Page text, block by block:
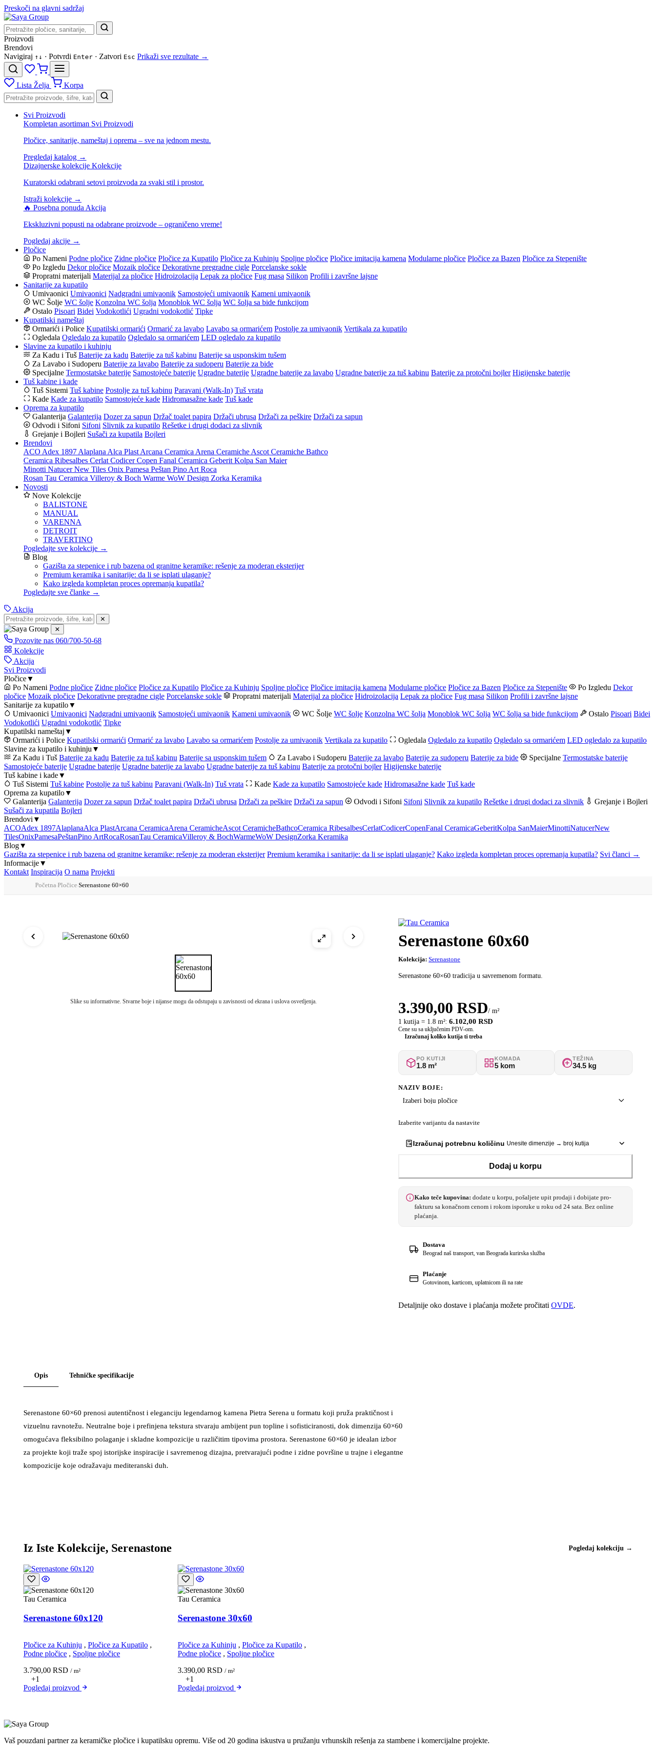
Preskoči na glavni sadržaj
Proizvodi
Brendovi
Navigiraj ↑ ↓ · Potvrdi Enter · Zatvori Esc Prikaži sve rezultate →
Lista Želja Korpa
Svi Proizvodi
Kompletan asortiman Svi Proizvodi
Pločice, sanitarije, nameštaj i oprema – sve na jednom mestu.
Pregledaj katalog →
Dizajnerske kolekcije Kolekcije
Kuratorski odabrani setovi proizvoda za svaki stil i prostor.
Istraži kolekcije →
🔥 Posebna ponuda Akcija
Ekskluzivni popusti na odabrane proizvode – ograničeno vreme!
Pogledaj akcije →
Pločice
Po Nameni Podne pločice Zidne pločice Pločice za Kupatilo Pločice za Kuhinju Spoljne pločice Pločice imitacija kamena Modularne pločice Pločice za Bazen Pločice za Stepenište
Po Izgledu Dekor pločice Mozaik pločice Dekorativne pregradne cigle Porcelanske sokle
Propratni materijali Materijal za pločice Hidroizolacija Lepak za pločice Fug masa Silikon Profili i završne lajsne
Sanitarije za kupatilo
Umivaonici Umivaonici Nadgradni umivaonik Samostojeći umivaonik Kameni umivaonik
WC Šolje WC šolje Konzolna WC šolja Monoblok WC šolja WC šolja sa bide funkcijom
Ostalo Pisoari Bidei Vodokotlići Ugradni vodokotlić Tipke
Kupatilski nameštaj
Ormarići i Police Kupatilski ormarići Ormarić za lavabo Lavabo sa ormarićem Postolje za umivaonik Vertikala za kupatilo
Ogledala Ogledalo za kupatilo Ogledalo sa ormarićem LED ogledalo za kupatilo
Slavine za kupatilo i kuhinju
Za Kadu i Tuš Baterije za kadu Baterije za tuš kabinu Baterije sa usponskim tušem
Za Lavabo i Sudoperu Baterije za lavabo Baterije za sudoperu Baterije za bide
Specijalne Termostatske baterije Samostojeće baterije Ugradne baterije Ugradne baterije za lavabo Ugradne baterije za tuš kabinu Baterije za protočni bojler Higijenske baterije
Tuš kabine i kade
Tuš Sistemi Tuš kabine Postolje za tuš kabinu Paravani (Walk-In) Tuš vrata
Kade Kade za kupatilo Samostojeće kade Hidromasažne kade Tuš kade
Oprema za kupatilo
Galanterija Galanterija Dozer za sapun Držač toalet papira Držači ubrusa Držači za peškire Držači za sapun
Odvodi i Sifoni Sifoni Slivnik za kupatilo Rešetke i drugi dodaci za slivnik
Grejanje i Bojleri Sušači za kupatila Bojleri
Brendovi
ACO Adex 1897 Alaplana Alca Plast Arcana Ceramica Arena Ceramiche Ascot Ceramiche Bathco
Ceramica Ribesalbes Cerlat CodicerCopen Fanal Ceramica Geberit Kolpa San Maier
Minotti NatucerNew Tiles Onix Pamesa Peštan Pino Art Roca
Rosan Tau Ceramica Villeroy & Boch Warme WoW Design Zorka Keramika
Novosti
Nove Kolekcije
BALISTONE
MANUAL
VARENNA
DETROIT
TRAVERTINO
Pogledajte sve kolekcije →
Blog
Gazišta za stepenice i rub bazena od granitne keramike: rešenje za moderan eksterijer
Premium keramika i sanitarije: da li se isplati ulaganje?
Kako izgleda kompletan proces opremanja kupatila?
Pogledajte sve članke →
Akcija
✕
✕
Pozovite nas 060/700-50-68
Kolekcije
Akcija
Svi Proizvodi
Pločice▼
Po Nameni Podne pločice Zidne pločice Pločice za Kupatilo Pločice za Kuhinju Spoljne pločice Pločice imitacija kamena Modularne pločice Pločice za Bazen Pločice za Stepenište Po Izgledu Dekor
pločice Mozaik pločice Dekorativne pregradne cigle Porcelanske sokle Propratni materijali Materijal za pločice Hidroizolacija Lepak za pločice Fug masa Silikon Profili i završne lajsne
Sanitarije za kupatilo▼
Umivaonici Umivaonici Nadgradni umivaonik Samostojeći umivaonik Kameni umivaonik WC Šolje WC šolje Konzolna WC šolja Monoblok WC šolja WC šolja sa bide funkcijom Ostalo Pisoari Bidei
Vodokotlići Ugradni vodokotlić Tipke
Kupatilski nameštaj ▼
Ormarići i Police Kupatilski ormarići Ormarić za lavabo Lavabo sa ormarićem Postolje za umivaonik Vertikala za kupatilo Ogledala Ogledalo za kupatilo Ogledalo sa ormarićem LED ogledalo za kupatilo
Slavine za kupatilo i kuhinju ▼
Za Kadu i Tuš Baterije za kadu Baterije za tuš kabinu Baterije sa usponskim tušem Za Lavabo i Sudoperu Baterije za lavabo Baterije za sudoperu Baterije za bide Specijalne Termostatske baterije
Samostojeće baterije Ugradne baterije Ugradne baterije za lavabo Ugradne baterije za tuš kabinu Baterije za protočni bojler Higijenske baterije
Tuš kabine i kade▼
Tuš Sistemi Tuš kabine Postolje za tuš kabinu Paravani (Walk-In) Tuš vrata Kade Kade za kupatilo Samostojeće kade Hidromasažne kade Tuš kade
Oprema za kupatilo▼
Galanterija Galanterija Dozer za sapun Držač toalet papira Držači ubrusa Držači za peškire Držači za sapun Odvodi i Sifoni Sifoni Slivnik za kupatilo Rešetke i drugi dodaci za slivnik
Grejanje i Bojleri
Sušači za kupatila Bojleri
Brendovi ▼
ACOAdex 1897AlaplanaAlca PlastArcana CeramicaArena CeramicheAscot CeramicheBathcoCeramica RibesalbesCerlatCodicerCopenFanal CeramicaGeberitKolpa SanMaierMinottiNatucerNew
TilesOnixPamesaPeštanPino ArtRocaRosanTau CeramicaVilleroy & BochWarmeWoW DesignZorka Keramika
Blog▼
Gazišta za stepenice i rub bazena od granitne keramike: rešenje za moderan eksterijer Premium keramika i sanitarije: da li se isplati ulaganje? Kako izgleda kompletan proces opremanja kupatila? Svi članci →
Informacije▼
Kontakt Inspiracija O nama Projekti
Početna Pločice Serenastone 60×60
Slike su informativne. Stvarne boje i nijanse mogu da odstupaju u zavisnosti od ekrana i uslova osvetljenja.
Serenastone 60x60
Kolekcija: Serenastone
Serenastone 60×60 tradicija u savremenom formatu.
3.390,00 RSD/ m²
1 kutija = 1.8 m²: 6.102,00 RSD
Cene su sa uključenim PDV-om.
Izračunaj koliko kutija ti treba
PO KUTIJI
1.8 m²
KOMADA
5 kom
TEŽINA
34.5 kg
NAZIV BOJE:
Izaberi boju pločice
Izaberite varijantu da nastavite
Izračunaj potrebnu količinu Unesite dimenzije → broj kutija
Dodaj u korpu
Kako teče kupovina: dodate u korpu, pošaljete upit prodaji i dobijate pro-
fakturu sa konačnom cenom i rokom isporuke u roku od 24 sata. Bez online
plaćanja.
Dostava
Beograd naš transport, van Beograda kurirska služba
Plaćanje
Gotovinom, karticom, uplatnicom ili na rate
Detaljnije oko dostave i plaćanja možete pročitati OVDE.
Opis Tehničke specifikacije
Serenastone 60×60 prenosi autentičnost i eleganciju legendarnog kamena Pietra Serena u formatu koji pruža praktičnost i
vizuelnu ravnotežu. Neutralne boje i prefinjena tekstura stvaraju ambijent pun topline i sofisticiranosti, dok dimenzija 60×60
omogućava fleksibilno polaganje i skladne kompozicije u različitim tipovima prostora. Serenastone 60×60 je idealan izbor
za projekte koji traže spoj istorijske inspiracije i savremenog dizajna, pretvarajući podne i zidne površine u trajne i elegantne
kompozicije koje odražavaju mediteranski duh.
Iz Iste Kolekcije, Serenastone Pogledaj kolekciju →
Tau Ceramica
Serenastone 60x120
Pločice za Kuhinju , Pločice za Kupatilo ,
Podne pločice , Spoljne pločice
3.790,00 RSD / m²
+1
Pogledaj proizvod
Tau Ceramica
Serenastone 30x60
Pločice za Kuhinju , Pločice za Kupatilo ,
Podne pločice , Spoljne pločice
3.390,00 RSD / m²
+1
Pogledaj proizvod
Vaš pouzdani partner za keramičke pločice i kupatilsku opremu. Više od 20 godina iskustva u pružanju vrhunskih rešenja za stambene i komercijalne projekte.